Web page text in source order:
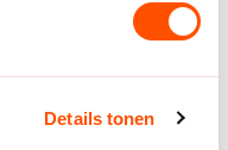
Details tonen
Handbal